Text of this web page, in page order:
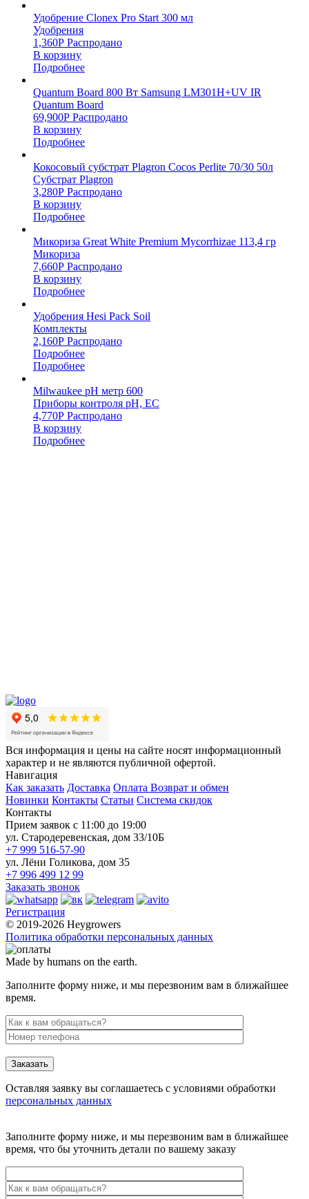
Удобрение Clonex Pro Start 300 мл
Удобрения
1,360Р Распродано
В корзину
Подробнее
Quantum Board 800 Вт Samsung LM301H+UV IR
Quantum Board
69,900Р Распродано
В корзину
Подробнее
Кокосовый субстрат Plagron Cocos Perlite 70/30 50л
Субстрат Plagron
3,280Р Распродано
В корзину
Подробнее
Микориза Great White Premium Mycorrhizae 113,4 гр
Микориза
7,660Р Распродано
В корзину
Подробнее
Удобрения Hesi Pack Soil
Комплекты
2,160Р Распродано
Подробнее
Подробнее
Milwaukee pH метр 600
Приборы контроля pH, EC
4,770Р Распродано
В корзину
Подробнее
Вся информация и цены на сайте носят информационный
характер и не являются публичной офертой.
Навигация
Как заказать Доставка Оплата Возврат и обмен
Новинки Контакты Статьи Система скидок
Контакты
Прием заявок с 11:00 до 19:00
ул. Стародеревенская, дом 33/10Б
+7 999 516-57-90
ул. Лёни Голикова, дом 35
+7 996 499 12 99
Заказать звонок
Регистрация
© 2019-2026 Heygrowers
Политика обработки персональных данных
Made by humans on the earth.
Заполните форму ниже, и мы перезвоним вам в ближайшее
время.
Заказать
Оставляя заявку вы соглашаетесь с условиями обработки
персональных данных
Заполните форму ниже, и мы перезвоним вам в ближайшее
время, что бы уточнить детали по вашему заказу